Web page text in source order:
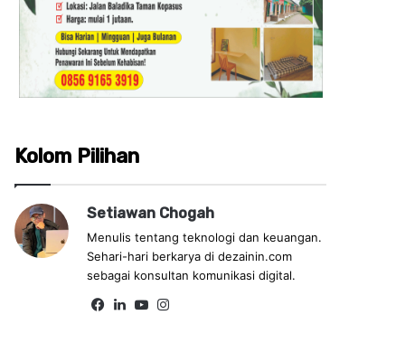
Kolom Pilihan
Setiawan Chogah
Menulis tentang teknologi dan keuangan.
Sehari-hari berkarya di dezainin.com
sebagai konsultan komunikasi digital.
Fa Lin Yo